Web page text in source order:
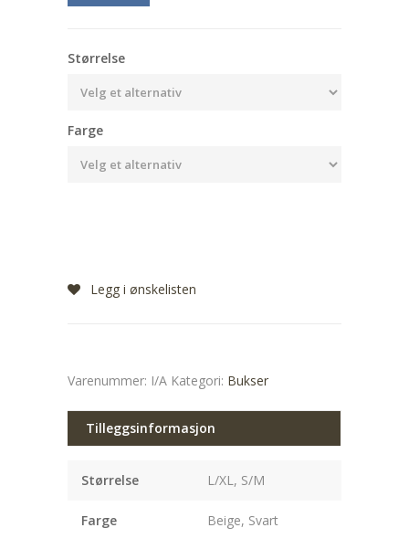
Størrelse
Farge
Legg i ønskelisten
Varenummer: I/A Kategori: Bukser
Tilleggsinformasjon
Størrelse L/XL, S/M
Farge Beige, Svart